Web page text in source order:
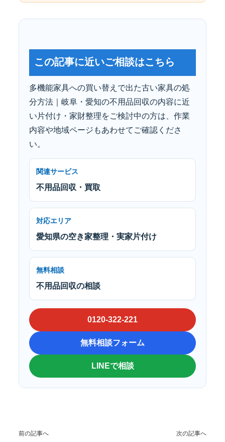
この記事に近いご相談はこちら
多機能家具への買い替えで出た古い家具の処
分方法｜岐阜・愛知の不用品回収の内容に近
い片付け・家財整理をご検討中の方は、作業
内容や地域ページもあわせてご確認くださ
い。
関連サービス
不用品回収・買取
対応エリア
愛知県の空き家整理・実家片付け
無料相談
不用品回収の相談
0120-322-221
無料相談フォーム
LINEで相談
前の記事へ 次の記事へ